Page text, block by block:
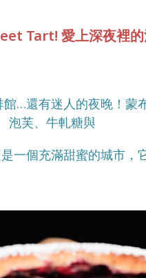
Tart! 愛上深夜裡的
…還有迷人的夜晚！蒙
泡芙、牛軋糖與
一個充滿甜蜜的城市，